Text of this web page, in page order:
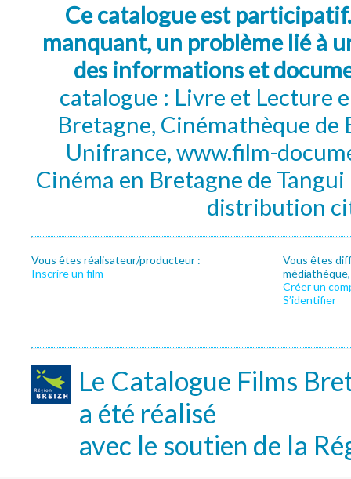
Ce catalogue est
manquant, un problème lié à
des informations et
catalogue : Livre et Lecture
Bretagne, Cinémathèque de
Unifrance, www.film-
Cinéma en Bretagne de
distribution
Vous êtes réalisateur/producteur :
Inscrire un film
Vous êtes
Créer un
S’identifier
Le Catalogue Films
a été réalisé
avec le soutien de la